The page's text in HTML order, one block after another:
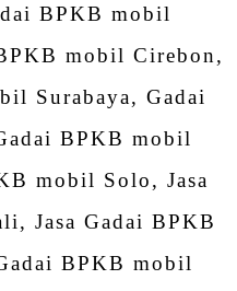
BPKB mobil
mobil Cirebon,
Surabaya, Gadai
BPKB mobil
mobil Solo, Jasa
Jasa Gadai BPKB
BPKB mobil